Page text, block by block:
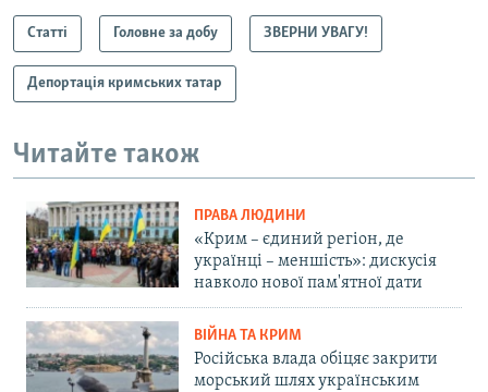
Статті Головне за добу ЗВЕРНИ УВАГУ!
Депортація кримських татар
Читайте також
ПРАВА ЛЮДИНИ
«Крим – єдиний регіон, де
українці – меншість»: дискусія
навколо нової пам'ятної дати
ВІЙНА ТА КРИМ
Російська влада обіцяє закрити
морський шлях українським